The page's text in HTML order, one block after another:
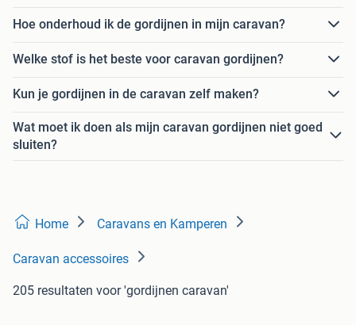
Hoe onderhoud ik de gordijnen in mijn caravan?
Welke stof is het beste voor caravan gordijnen?
Kun je gordijnen in de caravan zelf maken?
Wat moet ik doen als mijn caravan gordijnen niet goed
sluiten?
Home Caravans en Kamperen
Caravan accessoires
205 resultaten voor 'gordijnen caravan'